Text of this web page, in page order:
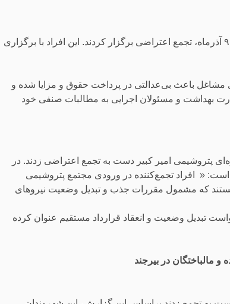
جمعی از کارکنان بیمارستان‌های دولتی و خصوصی در همدان، روز یکشنبه ٩ آذرماە، تجمع اعتراضی برگزار کردند. این افراد با برگزاری
باعث بی‌عدالتی در پرداخت حقوق و مزایا شده و
بهداشت و مسئولان اجرایی به مطالبات صنفی خود
کارگران موقت پروژه‌ای پتروشیمی امیر کبیر دست به تجمع اعتراضی زدند. در
« افراد تجمع‌کننده در ورودی مجتمع پتروشیمی
هستند که مشمول مقررات جذب و تبدیل وضعیت نیروهای
تبدیل وضعیت و انعقاد قرارداد مستقیم عنوان کرده
و مالباختگان در بیرجند